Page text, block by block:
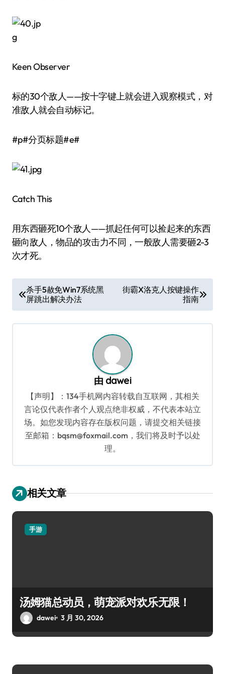
Keen Observer
标的30个敌人——按十字键上就会进入观察模式，对
准敌人就会自动标记。
#p#分页标题#e#
Catch This
用东西砸死10个敌人——抓起任何可以捡起来的东西
砸向敌人，物品的攻击力不同，一般敌人需要砸2-3
次才死。
章
导
杀手5赦免Win7系统黑
屏跳出解决办法
街霸X洛克人按键操作
指南
由 dawei
【声明】：134手机网内容转载自互联网，其相关
言论仅代表作者个人观点绝非权威，不代表本站立
场。如您发现内容存在版权问题，请提交相关链接
至邮箱：bqsm@foxmail.com，我们将及时予以处
理。
相关文章
手游
汤姆猫总动员，萌宠派对欢乐无限！
dawei 3 月 30, 2026